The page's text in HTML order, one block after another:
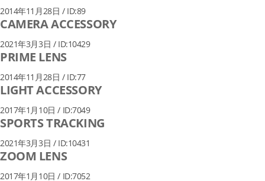
2014年11月28日 / ID:89
CAMERA ACCESSORY
2021年3月3日 / ID:10429
PRIME LENS
2014年11月28日 / ID:77
LIGHT ACCESSORY
2017年1月10日 / ID:7049
SPORTS TRACKING
2021年3月3日 / ID:10431
ZOOM LENS
2017年1月10日 / ID:7052